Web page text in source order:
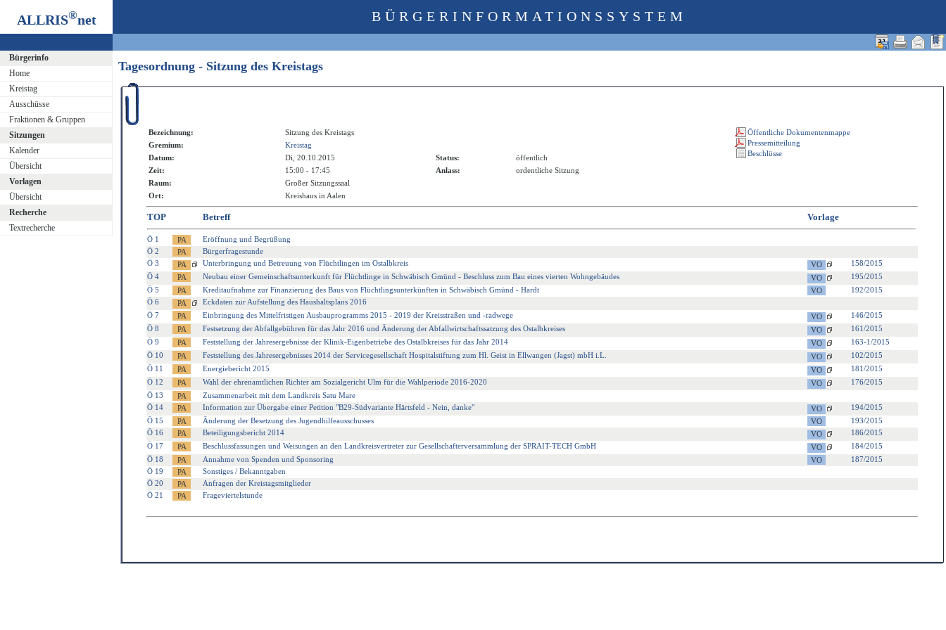
ALLRIS®net
Bürgerinfo
Home
Kreistag
Ausschüsse
Fraktionen & Gruppen
Sitzungen
Kalender
Übersicht
Vorlagen
Übersicht
Recherche
Textrecherche
BÜRGERINFORMATIONSSYSTEM
Tagesordnung - Sitzung des Kreistags
Bezeichnung:
Sitzung des Kreistags
Gremium:
Kreistag
Datum:
Di, 20.10.2015 Status:
öffentlich
Zeit:
15:00 - 17:45 Anlass:
ordentliche Sitzung
Raum:
Großer Sitzungssaal
Ort:
Kreishaus in Aalen
TOP Betreff Vorlage
Ö 1
Eröffnung und Begrüßung
Ö 2
Bürgerfragestunde
Ö 3
Unterbringung und Betreuung von Flüchtlingen im Ostalbkreis
158/2015
Ö 4
Neubau einer Gemeinschaftsunterkunft für Flüchtlinge in Schwäbisch Gmünd - Beschluss zum Bau eines vierten Wohngebäudes
195/2015
Ö 5
Kreditaufnahme zur Finanzierung des Baus von Flüchtlingsunterkünften in Schwäbisch Gmünd - Hardt
192/2015
Ö 6
Eckdaten zur Aufstellung des Haushaltsplans 2016
Ö 7
Einbringung des Mittelfristigen Ausbauprogramms 2015 - 2019 der Kreisstraßen und -radwege
146/2015
Ö 8
Festsetzung der Abfallgebühren für das Jahr 2016 und Änderung der Abfallwirtschaftssatzung des Ostalbkreises
161/2015
Ö 9
Feststellung der Jahresergebnisse der Klinik-Eigenbetriebe des Ostalbkreises für das Jahr 2014
163-1/2015
Ö 10
Feststellung des Jahresergebnisses 2014 der Servicegesellschaft Hospitalstiftung zum Hl. Geist in Ellwangen (Jagst) mbH i.L.
102/2015
Ö 11
Energiebericht 2015
181/2015
Ö 12
Wahl der ehrenamtlichen Richter am Sozialgericht Ulm für die Wahlperiode 2016-2020
176/2015
Ö 13
Zusammenarbeit mit dem Landkreis Satu Mare
Ö 14
Information zur Übergabe einer Petition "B29-Südvariante Härtsfeld - Nein, danke"
194/2015
Ö 15
Änderung der Besetzung des Jugendhilfeausschusses
193/2015
Ö 16
Beteiligungsbericht 2014
186/2015
Ö 17
Beschlussfassungen und Weisungen an den Landkreisvertreter zur Gesellschafterversammlung der SPRAIT-TECH GmbH
184/2015
Ö 18
Annahme von Spenden und Sponsoring
187/2015
Ö 19
Sonstiges / Bekanntgaben
Ö 20
Anfragen der Kreistagsmitglieder
Ö 21
Frageviertelstunde